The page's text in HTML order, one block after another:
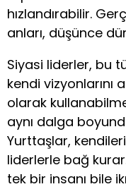
hızlandırabilir.
anları, düşünce
Siyasi liderler, bu
kendi vizyonlarını
olarak
aynı dalga
Yurttaşlar,
liderlerle bağ
tek bir insanı bile